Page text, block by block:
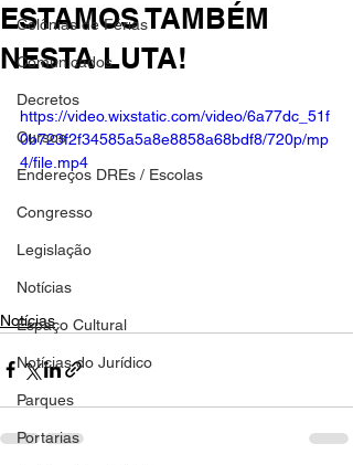
Colônias de Férias
Comunicados
Decretos
Cursos
Endereços DREs / Escolas
Congresso
Legislação
Notícias
Espaço Cultural
Notícias do Jurídico
Parques
Portarias
ESTAMOS TAMBÉM
NESTA LUTA!
https://video.wixstatic.com/video/6a77dc_51f
0b723f2f34585a5a8e8858a68bdf8/720p/mp
4/file.mp4
Notícias